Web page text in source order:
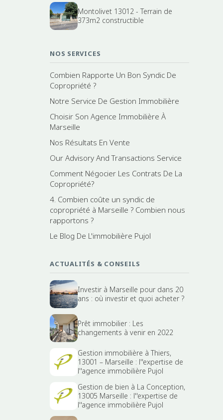
Montolivet 13012 - Terrain de
373m2 constructible
NOS SERVICES
Combien Rapporte Un Bon Syndic De
Copropriété ?
Notre Service De Gestion Immobilière
Choisir Son Agence Immobilière À
Marseille
Nos Résultats En Vente
Our Advisory And Transactions Service
Comment Négocier Les Contrats De La
Copropriété?
4. Combien coûte un syndic de
copropriété à Marseille ? Combien nous
rapportons ?
Le Blog De L'immobilière Pujol
ACTUALITÉS & CONSEILS
Investir à Marseille pour dans 20
ans : où investir et quoi acheter ?
Prêt immobilier : Les
changements à venir en 2022
Gestion immobilière à Thiers,
13001 – Marseille : l''expertise de
l''agence immobilière Pujol
Gestion de bien à La Conception,
13005 Marseille : l''expertise de
l''agence immobilière Pujol